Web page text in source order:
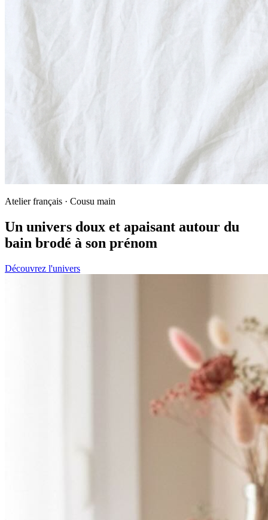
Atelier français · Cousu main
Un univers doux et apaisant autour du
bain brodé à son prénom
Découvrez l'univers